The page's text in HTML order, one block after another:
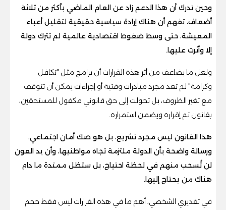
وحين تدرك أن هذا الدعم زاد عن العام الماضي بأكثر من ثلاثة
أضعاف، تفهم أن هناك إرادة سياسية حقيقية لتقليل أعباء
المعيشة، حتى وسط ضغوط اقتصادية عالمية لم تترك دولة
إلا وأثرت عليها.
ولعل ما يضاعف من أثر هذه القرارات أن برامج مثل "تكافل
وكرامة" لم تعد مجرد مبادرات وقتية أو إجراءات يمكن أن تتوقف
مع تغير الظروف، بل تحولت إلى حق قانوني مكفول للمستحقين،
بقانون تم إقراره ويضمن استمراره.
هذا القانون ليس مجرد تشريع، بل هو صك أمان اجتماعي،
ورسالة واضحة بأن الدولة ملتزمة تجاه مواطنيها، وأن يد العون
لن تُسحب منهم في لحظة احتياج، بل ستظل ممتدة ما دام
هناك من يحتاج إليها.
في تقديري الشخصي، أهم ما في هذه القرارات ليس فقط حجم